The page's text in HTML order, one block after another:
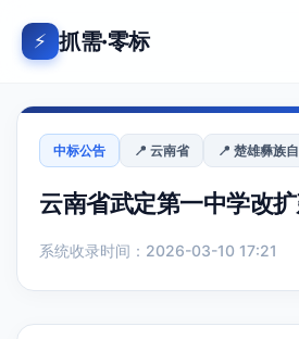
⚡ 抓需·零标
中标公告 📍 云南省 📍 楚雄彝族
云南省武定第一中学改
系统收录时间：2026-03-10 17:21